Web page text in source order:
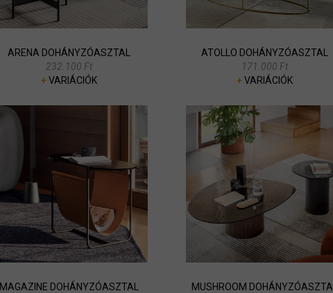
ARENA DOHÁNYZÓASZTAL
232.100 Ft
+VARIÁCIÓK
ATOLLO DOHÁNYZÓASZTAL
171.000 Ft
+VARIÁCIÓK
MAGAZINE DOHÁNYZÓASZTAL
MUSHROOM DOHÁNYZÓASZTAL